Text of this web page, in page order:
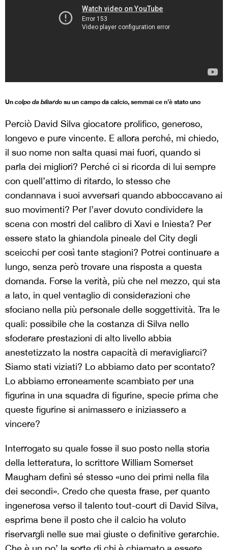
Un colpo da biliardo su un campo da calcio, semmai ce n’è stato uno
Perciò David Silva giocatore prolifico, generoso,
longevo e pure vincente. E allora perché, mi chiedo,
il suo nome non salta quasi mai fuori, quando si
parla dei migliori? Perché ci si ricorda di lui sempre
con quell’attimo di ritardo, lo stesso che
condannava i suoi avversari quando abboccavano ai
suo movimenti? Per l’aver dovuto condividere la
scena con mostri del calibro di Xavi e Iniesta? Per
essere stato la ghiandola pineale del City degli
sceicchi per così tante stagioni? Potrei continuare a
lungo, senza però trovare una risposta a questa
domanda. Forse la verità, più che nel mezzo, qui sta
a lato, in quel ventaglio di considerazioni che
sfociano nella più personale delle soggettività. Tra le
quali: possibile che la costanza di Silva nello
sfoderare prestazioni di alto livello abbia
anestetizzato la nostra capacità di meravigliarci?
Siamo stati viziati? Lo abbiamo dato per scontato?
Lo abbiamo erroneamente scambiato per una
figurina in una squadra di figurine, specie prima che
queste figurine si animassero e iniziassero a
vincere?
Interrogato su quale fosse il suo posto nella storia
della letteratura, lo scrittore William Somerset
Maugham definì sé stesso «uno dei primi nella fila
dei secondi». Credo che questa frase, per quanto
ingenerosa verso il talento tout-court di David Silva,
esprima bene il posto che il calcio ha voluto
riservargli nelle sue mai giuste o definitive gerarchie.